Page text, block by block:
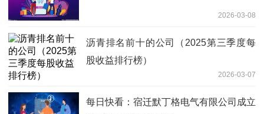
2026-03-08
沥青排名前十的公司（2025第三季度每
股收益排行榜）
2026-03-07
每日快看：宿迁默丁格电气有限公司成立